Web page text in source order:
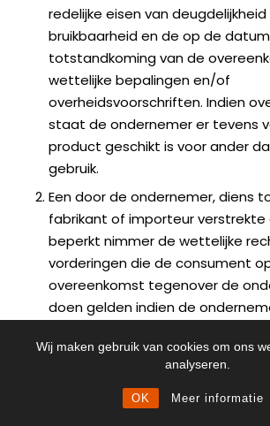
Wij maken gebruik van cookies om ons
analyseren.
OK Meer informatie
redelijke eisen van
bruikbaarheid en de op de
totstandkoming van de
wettelijke bepalingen en/of
overheidsvoorschriften. Indien
staat de ondernemer er tevens
product geschikt is voor ander
gebruik.
Een door de ondernemer, diens
fabrikant of importeur
beperkt nimmer de wettelijke
vorderingen die de consument
overeenkomst tegenover de
doen gelden indien de
de overeenkomst.
verbintenis van de ondernemer,